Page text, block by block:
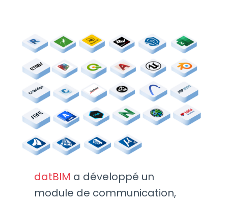
datBIM a développé un
module de communication,